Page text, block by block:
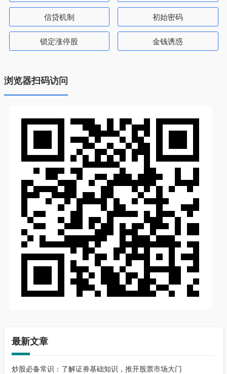
信贷机制 初始密码
锁定涨停股 金钱诱惑
浏览器扫码访问
最新文章
炒股必备常识：了解证券基础知识，推开股票市场大门